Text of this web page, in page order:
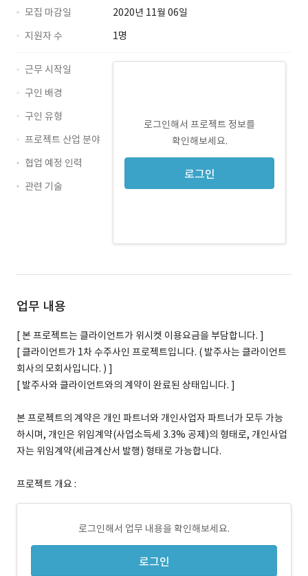
모집 마감일
2020년 11월 06일
지원자 수
1명
로그인해서 프로젝트 정보를
확인해보세요.
로그인
근무 시작일
구인 배경
구인 유형
프로젝트 산업 분야
협업 예정 인력
관련 기술
Python · 경력 무관
Django · 경력 무관
업무 내용
[ 본 프로젝트는 클라이언트가 위시켓 이용요금을 부담합니다. ]
[ 클라이언트가 1차 수주사인 프로젝트입니다. ( 발주사는 클라이언트
회사의 모회사입니다. ) ]
[ 발주사와 클라이언트와의 계약이 완료된 상태입니다. ]
본 프로젝트의 계약은 개인 파트너와 개인사업자 파트너가 모두 가능
하시며, 개인은 위임계약(사업소득세 3.3% 공제)의 형태로, 개인사업
자는 위임계약(세금계산서 발행) 형태로 가능합니다.
프로젝트 개요 :
로그인해서 업무 내용을 확인해보세요.
로그인